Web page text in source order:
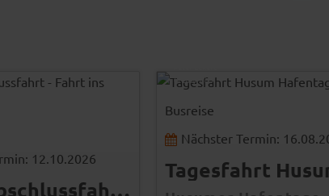
12.10.2026
5 Tage Abschlussfahrt - Fahrt ins Blaue
© Easy-BUS
Busreise
Nächster Termin: